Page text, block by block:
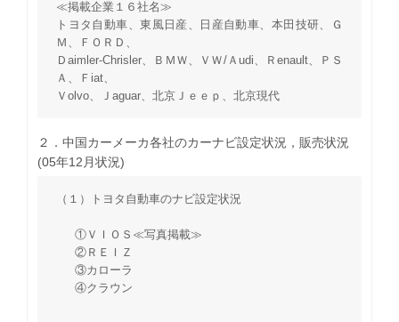
≪掲載企業１６社名≫
トヨタ自動車、東風日産、日産自動車、本田技研、Ｇ
Ｍ、ＦＯＲＤ、
Ｄaimler-Chrisler、ＢＭＷ、ＶＷ/Ａudi、Ｒenault、ＰＳ
Ａ、Ｆiat、
Ｖolvo、Ｊaguar、北京Ｊｅｅｐ、北京現代
２．中国カーメーカ各社のカーナビ設定状況，販売状況
(05年12月状況)
（１）トヨタ自動車のナビ設定状況
①ＶＩＯＳ≪写真掲載≫
②ＲＥＩＺ
③カローラ
④クラウン